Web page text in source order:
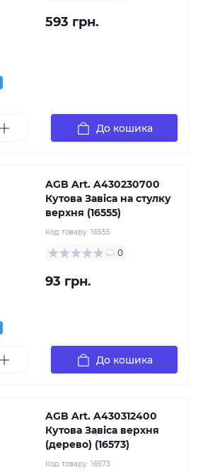
593 грн.
До кошика
AGB Art. A430230700
Кутова Завіса на стулку
верхня (16555)
Код товару: 16555
0
93 грн.
До кошика
AGB Art. A430312400
Кутова Завіса верхня
(дерево) (16573)
Код товару: 16573